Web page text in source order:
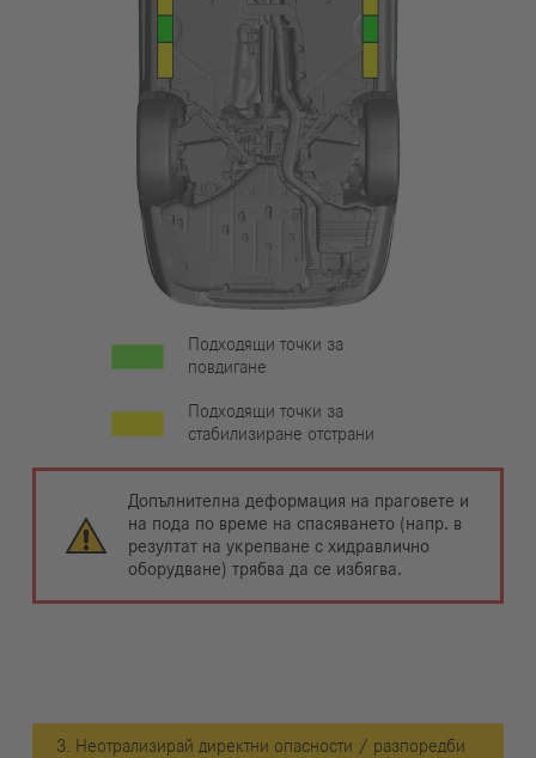
Подходящи точки за
повдигане
Подходящи точки за
стабилизиране отстрани
Допълнителна деформация на праговете и
на пода по време на спасяването (напр. в
резултат на укрепване с хидравлично
оборудване) трябва да се избягва.
3. Неотрализирай директни опасности / разпоредби